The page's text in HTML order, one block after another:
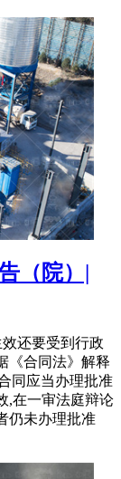
（院）|
还要受到行政
《合同法》解释
同应当办理批准
,在一审法庭辩论
仍未办理批准